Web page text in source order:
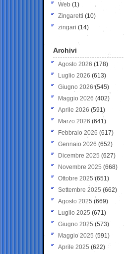
Web (1)
Zingaretti (10)
zingari (14)
Archivi
Agosto 2026 (178)
Luglio 2026 (613)
Giugno 2026 (545)
Maggio 2026 (402)
Aprile 2026 (591)
Marzo 2026 (641)
Febbraio 2026 (617)
Gennaio 2026 (652)
Dicembre 2025 (627)
Novembre 2025 (668)
Ottobre 2025 (651)
Settembre 2025 (662)
Agosto 2025 (669)
Luglio 2025 (671)
Giugno 2025 (573)
Maggio 2025 (591)
Aprile 2025 (622)